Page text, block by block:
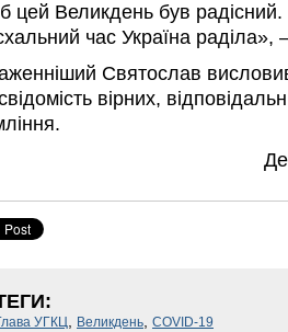
цей Великдень був
час Україна раділа»,
Святослав
вірних,
УГКЦ, Великдень, COVID-19